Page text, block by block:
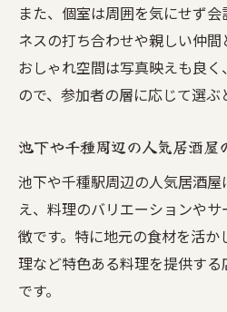
女子会や歓送迎会に
千種区で話題のおし
居酒屋で空間づくり
満足度を高める飲み会が
居酒屋で飲み会満足
コース内容と飲み放
居酒屋の口コミや評
宴会で全員が満足す
また、個室は周囲を気にせず
ネスの打ち合わせや親しい仲間
おしゃれ空間は写真映えも良
ので、参加者の層に応じて選ぶ
池下や千種周辺の人気居酒屋
池下や千種駅周辺の人気居酒
え、料理のバリエーションや
徴です。特に地元の食材を活
理など特色ある料理を提供す
です。